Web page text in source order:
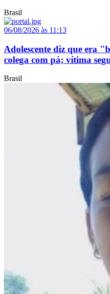
Brasil
06/08/2026 às 11:13
Adolescente diz que era
colega com pá; vítima
Brasil